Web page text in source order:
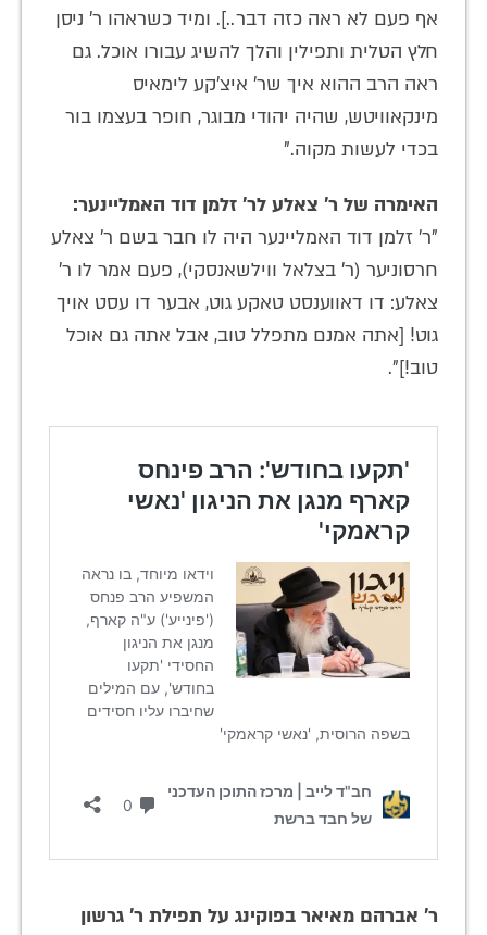
אף פעם לא ראה כזה דבר..]. ומיד כשראהו ר' ניסן
חלץ הטלית ותפילין והלך להשיג עבורו אוכל. גם
ראה הרב ההוא איך שר' איצ'קע לימאיס
מינקאוויטש, שהיה יהודי מבוגר, חופר בעצמו בור
בכדי לעשות מקוה."
האימרה של ר' צאלע לר' זלמן דוד האמליינער:
"ר' זלמן דוד האמליינער היה לו חבר בשם ר' צאלע
חרסוניער (ר' בצלאל ווילשאנסקי), פעם אמר לו ר'
צאלע: דו דאווענסט טאקע גוט, אבער דו עסט אויך
גוט! [אתה אמנם מתפלל טוב, אבל אתה גם אוכל
טוב!]".
ר' אברהם מאיאר בפוקינג על תפילת ר' גרשון